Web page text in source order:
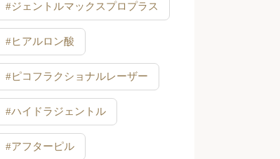
#ジェントルマックスプロプラス
#ヒアルロン酸
#ピコフラクショナルレーザー
#ハイドラジェントル
#アフターピル